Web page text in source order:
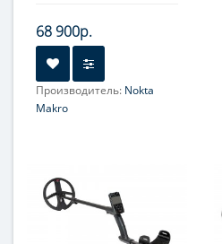
68 900р.
Производитель: Nokta
Makro